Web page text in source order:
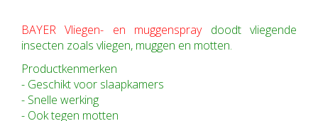
BAYER Vliegen- en muggenspray doodt vliegende
insecten zoals vliegen, muggen en motten.
Productkenmerken
- Geschikt voor slaapkamers
- Snelle werking
- Ook tegen motten